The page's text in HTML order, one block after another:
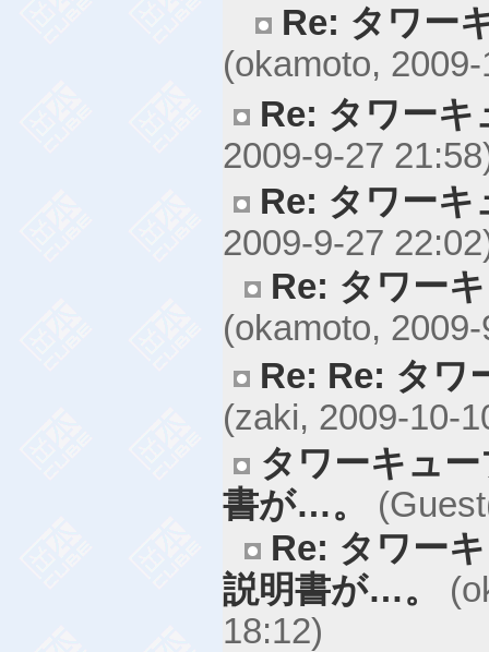
Re: タワー
(okamoto,
Re: タワーキ
2009-9-27
Re: タワーキ
2009-9-27
Re: タワー
(okamoto,
Re: Re: タワ
(zaki, 2009-10-
タワーキュ
書が…。
Re: タワー
説明書が…。
18:12)